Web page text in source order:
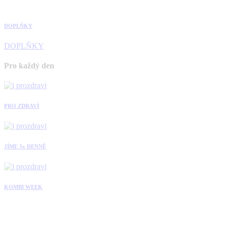
DOPLŇKY
DOPLŇKY
Pro každý den
PRO ZDRAVÍ
JÍME 3x DENNĚ
KOMBI WEEK